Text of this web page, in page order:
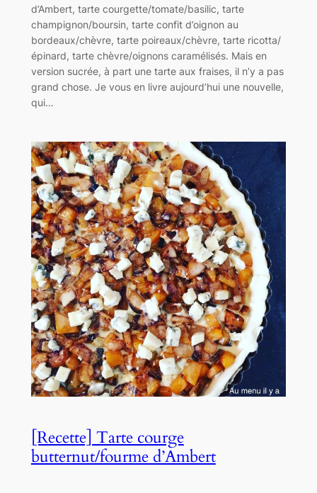
d’Ambert, tarte courgette/tomate/basilic, tarte
champignon/boursin, tarte confit d’oignon au
bordeaux/chèvre, tarte poireaux/chèvre, tarte ricotta/
épinard, tarte chèvre/oignons caramélisés. Mais en
version sucrée, à part une tarte aux fraises, il n’y a pas
grand chose. Je vous en livre aujourd’hui une nouvelle,
qui…
[Recette] Tarte courge
butternut/fourme d’Ambert